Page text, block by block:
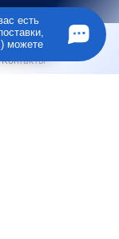
Контакты
есть
можете